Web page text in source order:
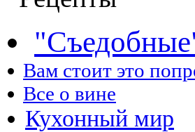
Вам стоит это
Все о вине
Кухонный мир